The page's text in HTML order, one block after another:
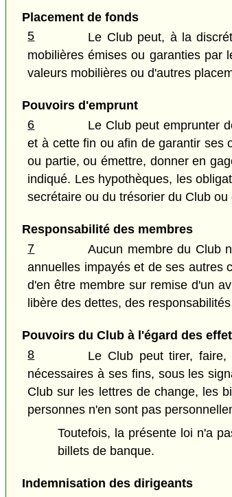
Placement de fonds
5
Le Club peut, à la
mobilières émises ou garanties par
valeurs mobilières ou d'autres
Pouvoirs d'emprunt
6
Le Club peut emprunter
et à cette fin ou afin de garantir ses
ou partie, ou émettre, donner en
indiqué. Les hypothèques, les
secrétaire ou du trésorier du Club
Responsabilité des membres
7
Aucun membre du Club
annuelles impayés et de ses autres
d'en être membre sur remise d'un
libère des dettes, des
Pouvoirs du Club à l'égard des
8
Le Club peut tirer,
nécessaires à ses fins, sous les
Club sur les lettres de change, les
personnes n'en sont pas
Toutefois, la présente loi n'a
billets de banque.
Indemnisation des dirigeants